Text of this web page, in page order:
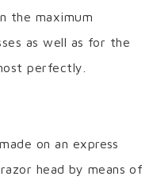
the maximum
as well as for the
perfectly.
on an express
head by means of